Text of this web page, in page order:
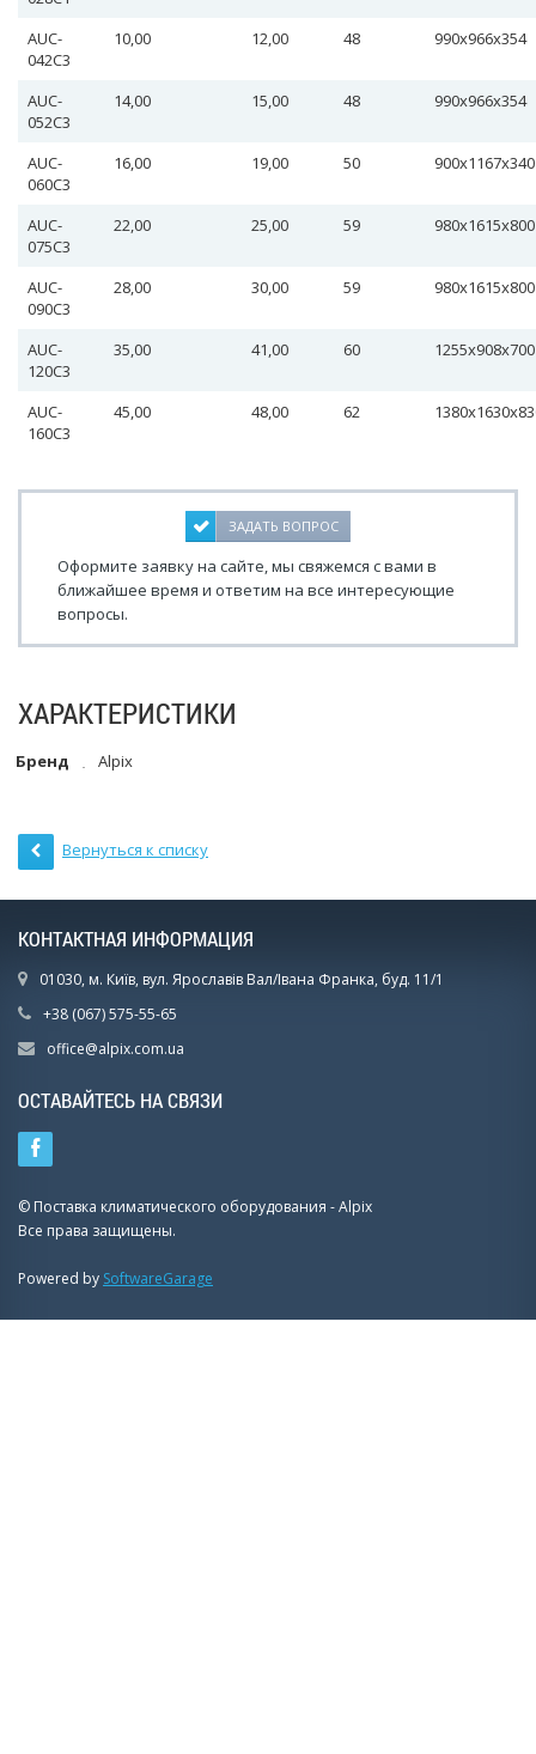
AUC-
042С3
10,00 12,00 48 990х966х354
AUC-
052С3
14,00 15,00 48 990х966х354
AUC-
060С3
16,00 19,00 50 900х1167х340
AUC-
075С3
22,00 25,00 59 980х1615х800
AUC-
090С3
28,00 30,00 59 980х1615х800
AUC-
120С3
35,00 41,00 60
AUC-
160С3
45,00 48,00 62
ЗАДАТЬ ВОПРОС
Оформите заявку на сайте, мы свяжемся с вами в
ближайшее время и ответим на все интересующие
вопросы.
ХАРАКТЕРИСТИКИ
Бренд Alpix
Вернуться к списку
КОНТАКТНАЯ ИНФОРМАЦИЯ
01030, м. Київ, вул. Ярославів Вал/Івана Франка, буд. 11/1
+38 (067) 575-55-65
office@alpix.com.ua
ОСТАВАЙТЕСЬ НА СВЯЗИ
© Поставка климатического оборудования - Alpix
Все права защищены.
Powered by SoftwareGarage